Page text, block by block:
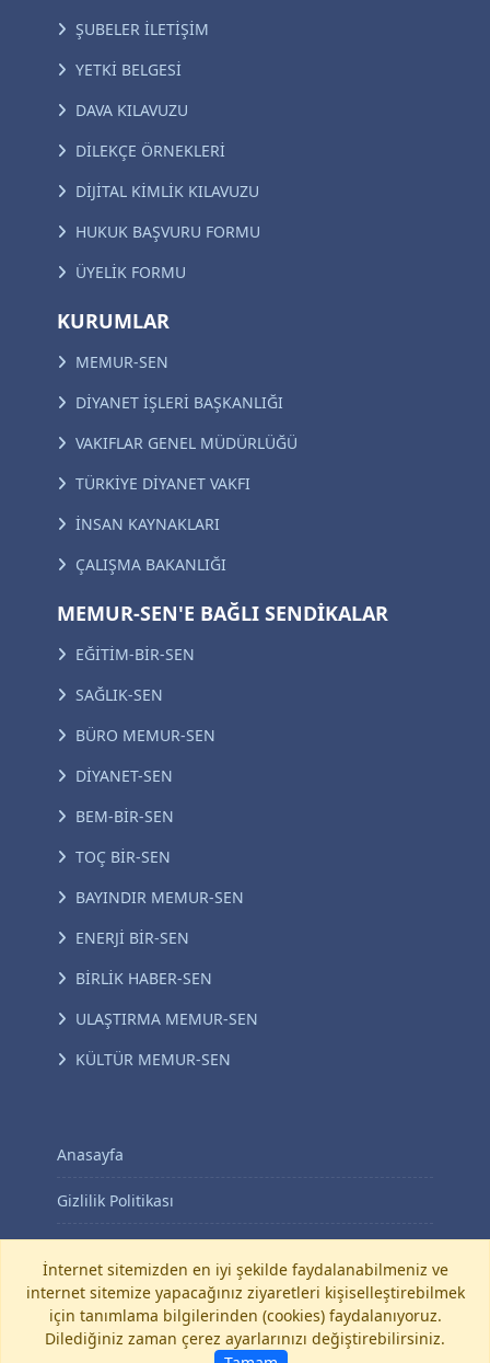
ŞUBELER İLETİŞİM
YETKİ BELGESİ
DAVA KILAVUZU
DİLEKÇE ÖRNEKLERİ
DİJİTAL KİMLİK KILAVUZU
HUKUK BAŞVURU FORMU
ÜYELİK FORMU
KURUMLAR
MEMUR-SEN
DİYANET İŞLERİ BAŞKANLIĞI
VAKIFLAR GENEL MÜDÜRLÜĞÜ
TÜRKİYE DİYANET VAKFI
İNSAN KAYNAKLARI
ÇALIŞMA BAKANLIĞI
MEMUR-SEN'E BAĞLI SENDİKALAR
EĞİTİM-BİR-SEN
SAĞLIK-SEN
BÜRO MEMUR-SEN
DİYANET-SEN
BEM-BİR-SEN
TOÇ BİR-SEN
BAYINDIR MEMUR-SEN
ENERJİ BİR-SEN
BİRLİK HABER-SEN
ULAŞTIRMA MEMUR-SEN
KÜLTÜR MEMUR-SEN
Anasayfa
Gizlilik Politikası
KVKK Aydınlatma Metni
İletişim
Diyanet-Sen
İnternet sitemizden en iyi şekilde faydalanabilmeniz ve
internet sitemize yapacağınız ziyaretleri kişiselleştirebilmek
için tanımlama bilgilerinden (cookies) faydalanıyoruz.
Dilediğiniz zaman çerez ayarlarınızı değiştirebilirsiniz.